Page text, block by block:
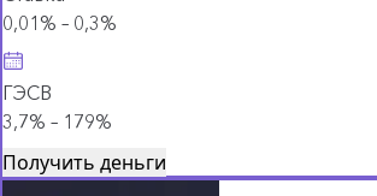
0,01% – 0,3%
ГЭСВ
3,7% – 179%
Получить деньги